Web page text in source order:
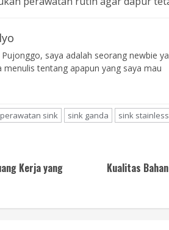
Pujonggo, saya adalah seorang newbie
menulis tentang apapun yang saya mau
perawatan sink sink ganda sink
Kerja yang
Kualitas